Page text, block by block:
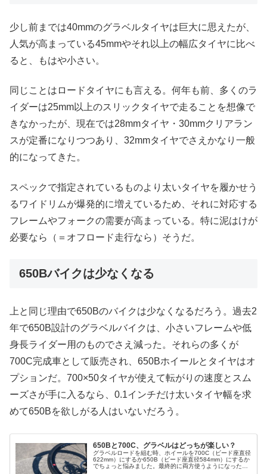
少し前までは40mmのグラベルタイヤは巨大に思えたが、
人気が高まっている45mmやそれ以上の幅広タイヤに比べ
ると、もはや小さい。
同じことはロードタイヤにも言える。何年も前、多くのラ
イダーは25mm以上のスリックタイヤで走ることを想像で
きなかったが、現在では28mmタイヤ・30mmクリアラン
スが定番になりつつあり、32mmタイヤでさえかなり一般
的になってきた。
スペックで指定されているものより太いタイヤを履かせう
るワイドリムが爆発的に増えているため、それに対応する
フレームやフォークの需要が高まっている。特に泥はけが
必要なら（＝オフロード走行なら）そうだ。
650Bバイクは少なくなる
上と同じ理由で650Bのバイクは少なくなるだろう。過去2
年で650B設計のグラベルバイクは、小さいフレームや低
身長ライダー用のものでさえ減った。それらの多くが
700C完成車として販売され、650Bホイールとタイヤはオ
プションだ。700×50タイヤが使えて転がりの速度とスム
ーズさが手に入るなら、0.1インチだけ太いタイヤ幅を求
めて650Bを欲しがる人はいないだろう。
650Bと700C、グラベルはどっちが楽しい？
グラベルロードを組む時、ホイールを700C（ビード座直径
622mm）にするか650B（ビード座直径584mm）にするか
でちょっと悩みました。最終的に両方使うようになったの